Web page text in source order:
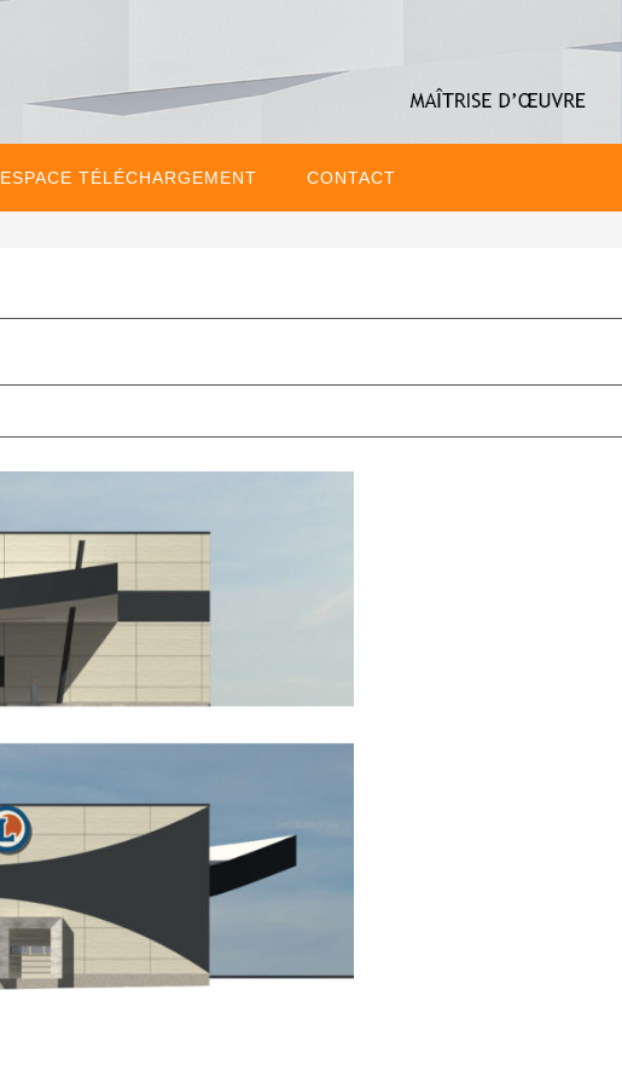
ESPACE TÉLÉCHARGEMENT CONTACT